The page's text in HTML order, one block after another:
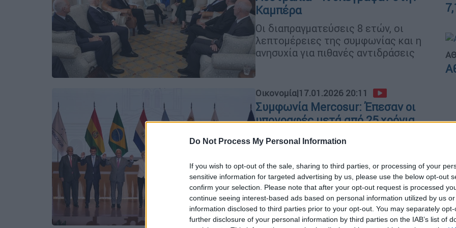
Do Not Process My Personal Information
If you wish to opt-out of the sale, sharing to third parties, or processing of your
sensitive information for targeted advertising by us, please use the below opt-out
confirm your selection. Please note that after your opt-out request is processed
continue seeing interest-based ads based on personal information utilized by us
information disclosed to third parties prior to your opt-out. You may separately
further disclosure of your personal information by third parties on the IAB’s list of
Καμπέρα
Οι διαπραγματεύσεις 8 ετών, οι
λεπτομέρειες της συμφωνίας και η
ανησυχία για πιθανές αντιδράσεις
Οικονομία|17.01.2026 20:11
Συμφωνία Mercosur: Έπεσαν οι
υπογραφές μετά από 25 χρόνια
βήματα
Η συμφωνία θα δημιουργήσει μια από
τις μεγαλύτερες εμπορικές ζώνες
στον κόσμο, καλύπτοντας μια αγορά
περίπου 700 εκατομμυρίων
καταναλωτών